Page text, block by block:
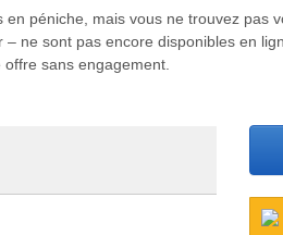
péniche, mais vous ne trouvez pas
ne sont pas encore disponibles en
sans engagement.